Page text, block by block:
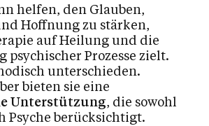
helfen, den Glauben,
Hoffnung zu stärken,
auf Heilung und die
psychischer Prozesse zielt.
unterschieden.
bieten sie eine
Unterstützung, die sowohl
Psyche berücksichtigt.